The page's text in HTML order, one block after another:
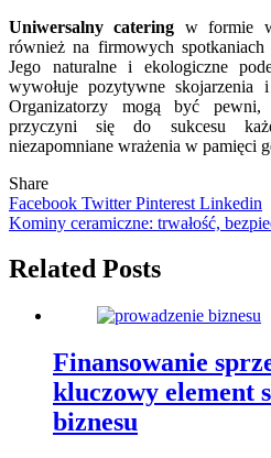
Uniwersalny catering w formie
również na firmowych spotkaniach
Jego naturalne i ekologiczne
wywołuje pozytywne skojarzenia
Organizatorzy mogą być
przyczyni się do sukcesu
niezapomniane wrażenia w pamięci
Share
Facebook TwitterPinterest Linkedin
Nawigacja
wpisu
Kominy ceramiczne: trwałość,
Related Posts
Finansowanie
kluczowy element
biznesu